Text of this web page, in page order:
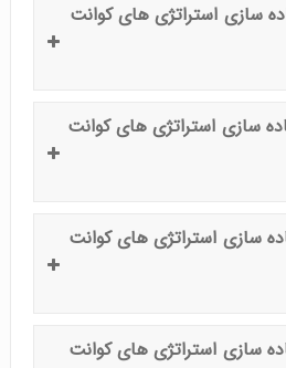
سازی استراتژی های کوانت
سازی استراتژی های کوانت
سازی استراتژی های کوانت
سازی استراتژی های کوانت